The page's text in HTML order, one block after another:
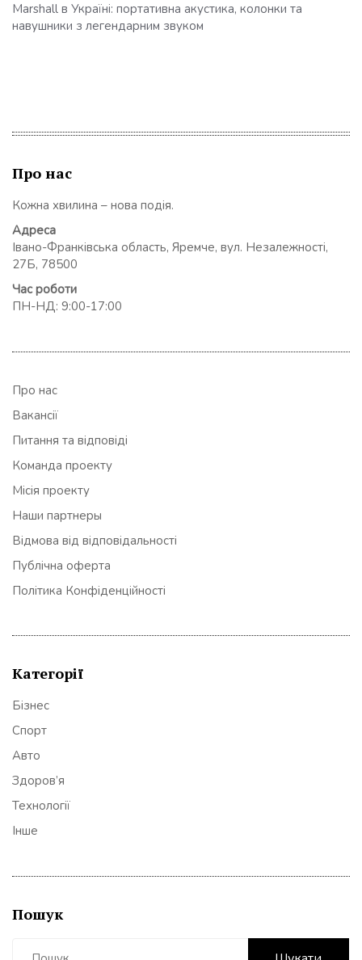
Marshall в Україні: портативна акустика, колонки та
навушники з легендарним звуком
Про нас
Кожна хвилина – нова подія.
Адреса
Івано-Франківська область, Яремче, вул. Незалежності,
27Б, 78500
Час роботи
ПН-НД: 9:00-17:00
Про нас
Вакансії
Питання та відповіді
Команда проекту
Місія проекту
Наши партнеры
Відмова від відповідальності
Публічна оферта
Політика Конфіденційності
Категорії
Бізнес
Спорт
Авто
Здоров’я
Технології
Інше
Пошук